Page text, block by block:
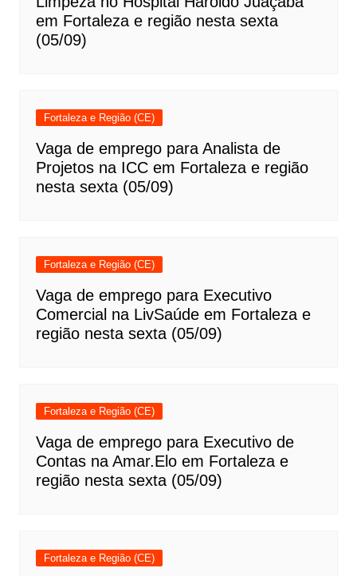
em Fortaleza e região nesta sexta
(05/09)
Fortaleza e Região (CE)
Vaga de emprego para Analista de
Projetos na ICC em Fortaleza e região
nesta sexta (05/09)
Fortaleza e Região (CE)
Vaga de emprego para Executivo
Comercial na LivSaúde em Fortaleza e
região nesta sexta (05/09)
Fortaleza e Região (CE)
Vaga de emprego para Executivo de
Contas na Amar.Elo em Fortaleza e
região nesta sexta (05/09)
Fortaleza e Região (CE)